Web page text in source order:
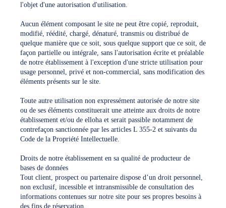
l'objet d'une autorisation d'utilisation.
Aucun élément composant le site ne peut être copié, reproduit,
modifié, réédité, chargé, dénaturé, transmis ou distribué de
quelque manière que ce soit, sous quelque support que ce soit, de
façon partielle ou intégrale, sans l'autorisation écrite et préalable
de notre établissement à l'exception d'une stricte utilisation pour
usage personnel, privé et non-commercial, sans modification des
éléments présents sur le site.
Toute autre utilisation non expressément autorisée de notre site
ou de ses éléments constituerait une atteinte aux droits de notre
établissement et/ou de elloha et serait passible notamment de
contrefaçon sanctionnée par les articles L 355-2 et suivants du
Code de la Propriété Intellectuelle.
Droits de notre établissement en sa qualité de producteur de
bases de données
Tout client, prospect ou partenaire dispose d’un droit personnel,
non exclusif, incessible et intransmissible de consultation des
informations contenues sur notre site pour ses propres besoins à
des fins de réservation.